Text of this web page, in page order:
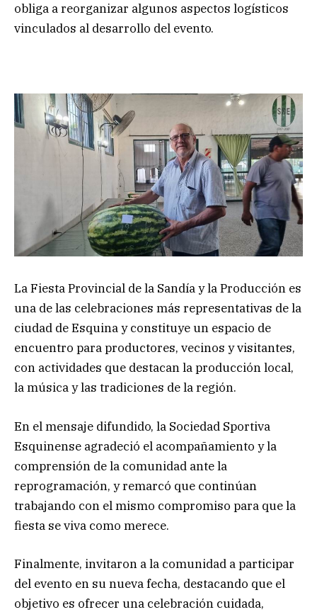
obliga a reorganizar algunos aspectos logísticos
vinculados al desarrollo del evento.
La Fiesta Provincial de la Sandía y la Producción es
una de las celebraciones más representativas de la
ciudad de Esquina y constituye un espacio de
encuentro para productores, vecinos y visitantes,
con actividades que destacan la producción local,
la música y las tradiciones de la región.
En el mensaje difundido, la Sociedad Sportiva
Esquinense agradeció el acompañamiento y la
comprensión de la comunidad ante la
reprogramación, y remarcó que continúan
trabajando con el mismo compromiso para que la
fiesta se viva como merece.
Finalmente, invitaron a la comunidad a participar
del evento en su nueva fecha, destacando que el
objetivo es ofrecer una celebración cuidada,